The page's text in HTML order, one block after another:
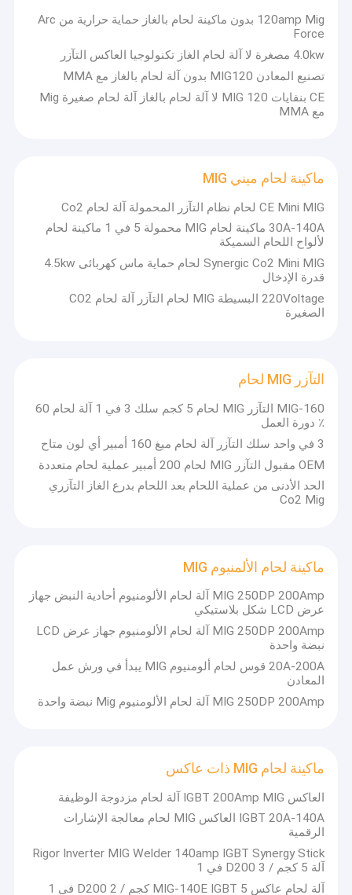
الصفحة الرئيسية
منتجات
جولة في المعمل
مراقبة الجودة
اتصل بنا
اطلب اقتباس
ماكينة لحام ARC صغيرة
آلة لحام القوس العاكس MMA
آلة لحام رقمية
آلة لحام LED
120amp Mig بدون ماكينة لحام بالغاز حماية حرارية من Arc
Force
4.0kw مصغرة لا آلة لحام الغاز تكنولوجيا العاكس التآزر
تصنيع المعادن MIG120 بدون آلة لحام بالغاز مع MMA
CE بنفايات MIG 120 لا آلة لحام بالغاز آلة لحام صغيرة Mig
مع MMA
ماكينة لحام ميني MIG
CE Mini MIG لحام نظام التآزر المحمولة آلة لحام Co2
30A-140A ماكينة لحام MIG محمولة 5 في 1 ماكينة لحام
لألواح اللحام السميكة
Synergic Co2 Mini MIG لحام حماية ماس كهربائى 4.5kw
قدرة الإدخال
220Voltage البسيطة MIG لحام التآزر آلة لحام CO2
الصغيرة
التآزر MIG لحام
MIG-160 التآزر MIG لحام 5 كجم سلك 3 في 1 آلة لحام 60
٪ دورة العمل
3 في واحد سلك التآزر آلة لحام ميغ 160 أمبير أي لون متاح
OEM مقبول التآزر MIG لحام 200 أمبير عملية لحام متعددة
الحد الأدنى من عملية اللحام بعد اللحام بدرع الغاز التآزري
Co2 Mig
ماكينة لحام الألمنيوم MIG
MIG 250DP 200Amp آلة لحام الألومنيوم أحادية النبض جهاز
عرض LCD شكل بلاستيكي
MIG 250DP 200Amp آلة لحام الألومنيوم جهاز عرض LCD
نبضة واحدة
20A-200A قوس لحام ألومنيوم MIG يبدأ في ورش عمل
المعادن
MIG 250DP 200Amp آلة لحام الألومنيوم Mig نبضة واحدة
ماكينة لحام MIG ذات عاكس
العاكس IGBT 200Amp MIG آلة لحام مزدوجة الوظيفة
IGBT 20A-140A العاكس MIG لحام معالجة الإشارات
الرقمية
Rigor Inverter MIG Welder 140amp IGBT Synergy Stick
آلة 5 كجم / D200 3 في 1
آلة لحام عاكس MIG-140E IGBT 5 كجم / D200 2 في 1
تقع PONEY Limited في مدينة Wenling ، وقد رسخت مكانتها
كشركة تصنيع محترفة تشارك في التطوير والإنتاج والمبيعات لآلة
اللحام وآلة القطع وشاحن بطارية السيارة. تقنيات اللحام الحديثة.
خلق القيمة.
في PONEY ، تخضع كل وحدة من المنتج لاختبارات وعمليات
تفتيش صارمة تضمن دائمًا الجودة الفائقة والموثوقية والسلامة
التي يعترف بها العملاء من جميع أنحاء العالم. مع الإدارة السليمة
مثل CE ، GS و ROHS و ISO وغيرها.
مجموعة متنوعة من المنتجات ذات المستوى العالمي فيما يلي